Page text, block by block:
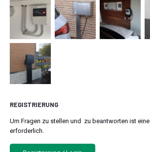
REGISTRIERUNG
Um Fragen zu stellen und zu beantworten ist eine
erforderlich.